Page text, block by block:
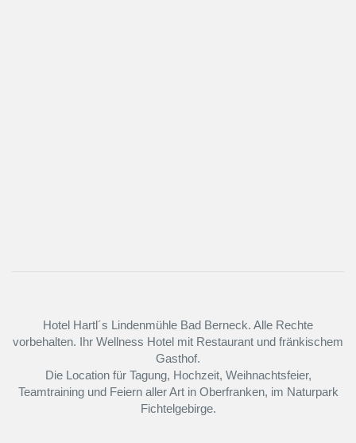
Hotel Hartl´s Lindenmühle Bad Berneck. Alle Rechte
vorbehalten. Ihr Wellness Hotel mit Restaurant und fränkischem
Gasthof.
Die Location für Tagung, Hochzeit, Weihnachtsfeier,
Teamtraining und Feiern aller Art in Oberfranken, im Naturpark
Fichtelgebirge.